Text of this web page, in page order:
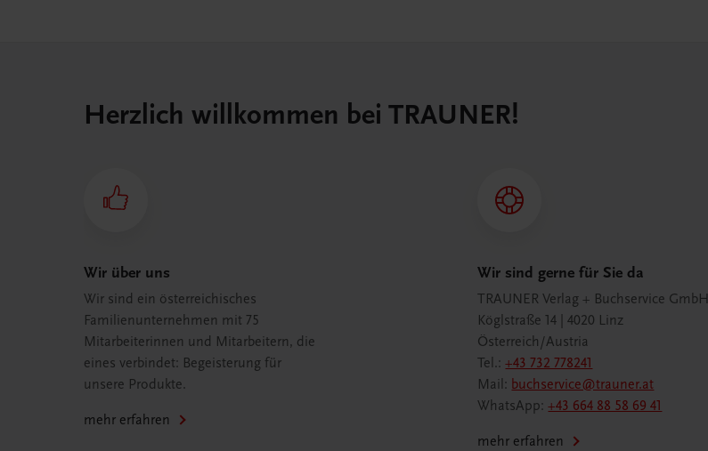
Herzlich willkommen bei TRAUNER!
Wir über uns
Wir sind ein österreichisches
Familienunternehmen mit 75
Mitarbeiterinnen und Mitarbeitern, die
eines verbindet: Begeisterung für
unsere Produkte.
mehr erfahren
Wir sind gerne für Sie da
TRAUNER Verlag + Buchservice GmbH
Köglstraße 14 | 4020 Linz
Österreich/Austria
Tel.:+43 732 778241
Mail: buchservice@trauner.at
WhatsApp:+43 664 88 58 69 41
mehr erfahren